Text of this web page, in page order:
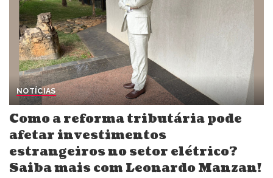
NOTÍCIAS
Como a reforma tributária pode
afetar investimentos
estrangeiros no setor elétrico?
Saiba mais com Leonardo Manzan!